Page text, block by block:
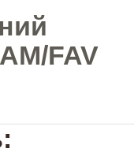
FAV